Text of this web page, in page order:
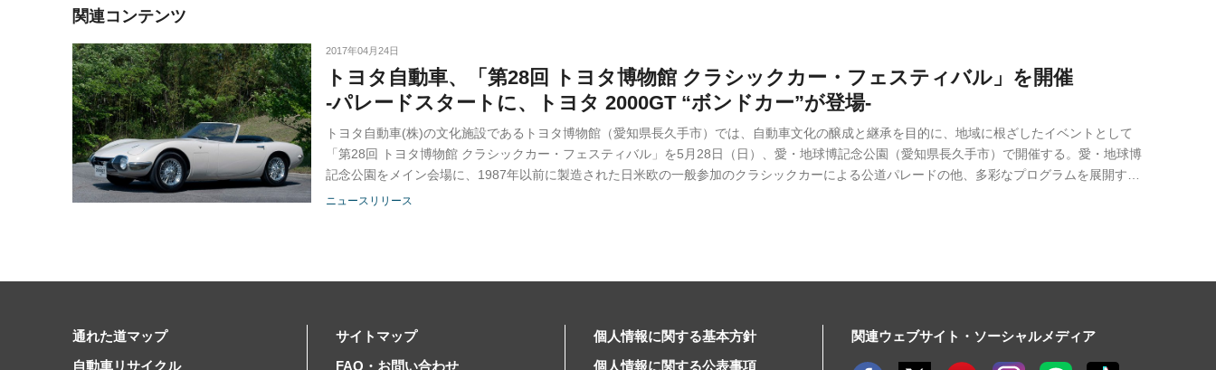
関連コンテンツ
2017年04月24日
トヨタ自動車、「第28回 トヨタ博物館 クラシックカー・フェスティバル」を開催
-パレードスタートに、トヨタ 2000GT “ボンドカー”が登場-
トヨタ自動車(株)の文化施設であるトヨタ博物館（愛知県長久手市）では、自動車文化の醸成と継承を目的に、地域に根ざしたイベントとして
「第28回 トヨタ博物館 クラシックカー・フェスティバル」を5月28日（日）、愛・地球博記念公園（愛知県長久手市）で開催する。愛・地球博
記念公園をメイン会場に、1987年以前に製造された日米欧の一般参加のクラシックカーによる公道パレードの他、多彩なプログラムを展開す
る。
ニュースリリース
通れた道マップ
自動車リサイクル
サイトマップ
FAQ・お問い合わせ
個人情報に関する基本方針
個人情報に関する公表事項
関連ウェブサイト・ソーシャルメディア